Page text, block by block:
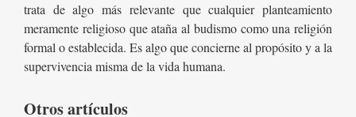
trata de algo más relevante que cualquier planteamiento
meramente religioso que ataña al budismo como una religión
formal o establecida. Es algo que concierne al propósito y a la
supervivencia misma de la vida humana.
Otros artículos